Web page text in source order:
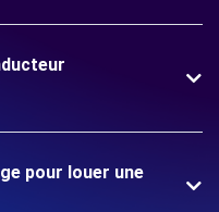
pour louer une